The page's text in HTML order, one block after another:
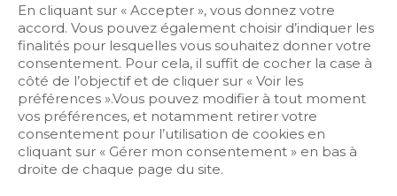
En cliquant sur « Accepter », vous donnez votre
accord. Vous pouvez également choisir d’indiquer les
finalités pour lesquelles vous souhaitez donner votre
consentement. Pour cela, il suffit de cocher la case à
côté de l’objectif et de cliquer sur « Voir les
préférences ».Vous pouvez modifier à tout moment
vos préférences, et notamment retirer votre
consentement pour l’utilisation de cookies en
cliquant sur « Gérer mon consentement » en bas à
droite de chaque page du site.
Systèmes de sécurité incendie –
Maintenance
Karine Clement